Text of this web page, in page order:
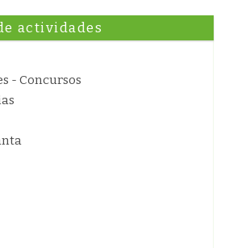
actividades
- Concursos